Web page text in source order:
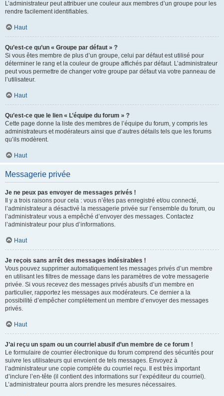
L’administrateur peut attribuer une couleur aux membres d’un groupe pour les
rendre facilement identifiables.
Haut
Qu’est-ce qu’un « Groupe par défaut » ?
Si vous êtes membre de plus d’un groupe, celui par défaut est utilisé pour
déterminer le rang et la couleur de groupe affichés par défaut. L’administrateur
peut vous permettre de changer votre groupe par défaut via votre panneau de
l’utilisateur.
Haut
Qu’est-ce que le lien « L’équipe du forum » ?
Cette page donne la liste des membres de l’équipe du forum, y compris les
administrateurs et modérateurs ainsi que d’autres détails tels que les forums
qu’ils modèrent.
Haut
Messagerie privée
Je ne peux pas envoyer de messages privés !
Il y a trois raisons pour cela : vous n’êtes pas enregistré et/ou connecté,
l’administrateur a désactivé la messagerie privée sur l’ensemble du forum, ou
l’administrateur vous a empêché d’envoyer des messages. Contactez
l’administrateur pour plus d’informations.
Haut
Je reçois sans arrêt des messages indésirables !
Vous pouvez supprimer automatiquement les messages privés d’un membre
en utilisant les filtres de message dans les paramètres de votre messagerie
privée. Si vous recevez des messages privés abusifs d’un membre en
particulier, rapportez les messages aux modérateurs. Ce dernier a la
possibilité d’empêcher complètement un membre d’envoyer des messages
privés.
Haut
J’ai reçu un spam ou un courriel abusif d’un membre de ce forum !
Le formulaire de courrier électronique du forum comprend des sécurités pour
suivre les utilisateurs qui envoient de tels messages. Envoyez à
l’administrateur une copie complète du courriel reçu. Il est très important
d’inclure l’en-tête (il contient des informations sur l’expéditeur du courriel).
L’administrateur pourra alors prendre les mesures nécessaires.